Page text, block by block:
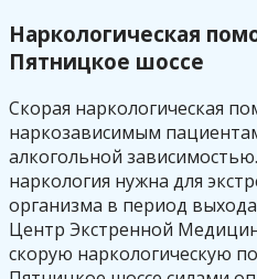
Наркологическая
Пятницкое шоссе
Скорая наркологическая
наркозависимым
алкогольной
наркология нужна для
организма в период
Центр Экстренной
скорую наркологическую